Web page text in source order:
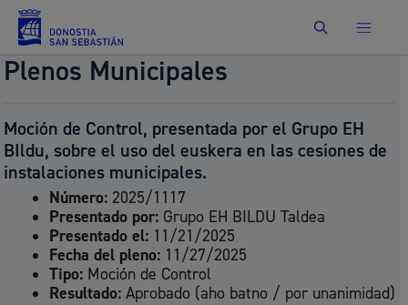
Buscar
Plenos Municipales
Moción de Control, presentada por el Grupo EH
BIldu, sobre el uso del euskera en las cesiones de
instalaciones municipales.
Número:2025/1117
Presentado por: Grupo EH BILDU Taldea
Presentado el: 11/21/2025
Fecha del pleno: 11/27/2025
Tipo: Moción de Control
Resultado:Aprobado (aho batno / por unanimidad)